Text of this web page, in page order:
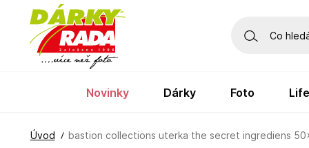
Úvod bastion collections uterka the secret ingrediens
novinky dárky foto